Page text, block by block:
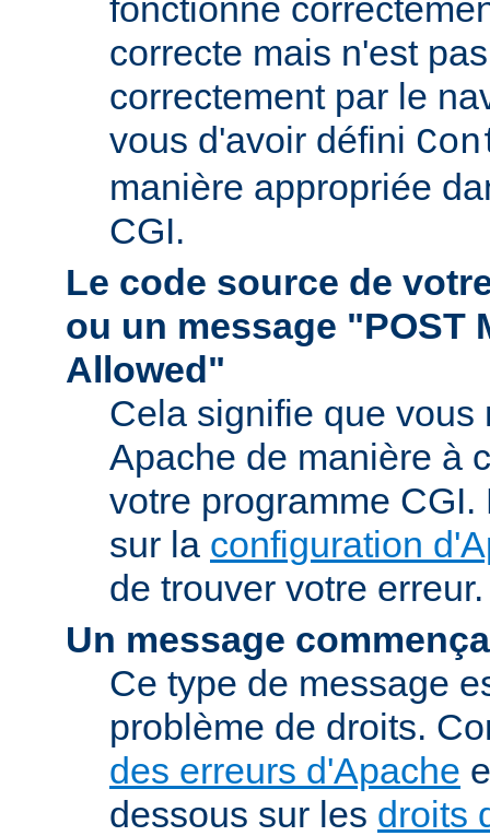
fonctionne
correcte mais n'est
correctement par le
vous d'avoir défini
manière appropriée
CGI.
Le code source de
ou un message "POST
Allowed"
Cela signifie que vous
Apache de manière à
votre programme
sur la configuration
de trouver votre erreur.
Un message
Ce type de message
problème de droits.
des erreurs d'Apache
dessous sur les droits